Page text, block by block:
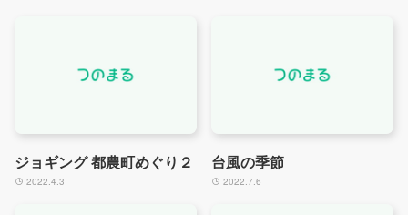
ジョギング 都農町めぐり２
2022.4.3
台風の季節
2022.7.6